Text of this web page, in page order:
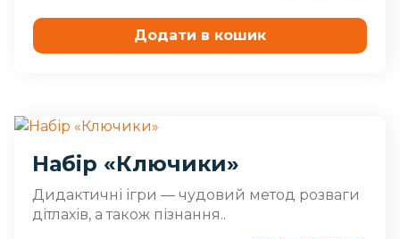
Додати в кошик
Набір «Ключики»
Дидактичні ігри — чудовий метод розваги
дітлахів, а також пізнання..